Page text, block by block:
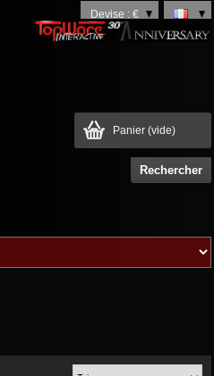
Devise : €
Panier (vide)